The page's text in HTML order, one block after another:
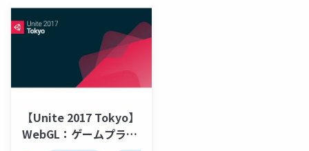
【Unite 2017 Tokyo】
WebGL：ゲームプラッ